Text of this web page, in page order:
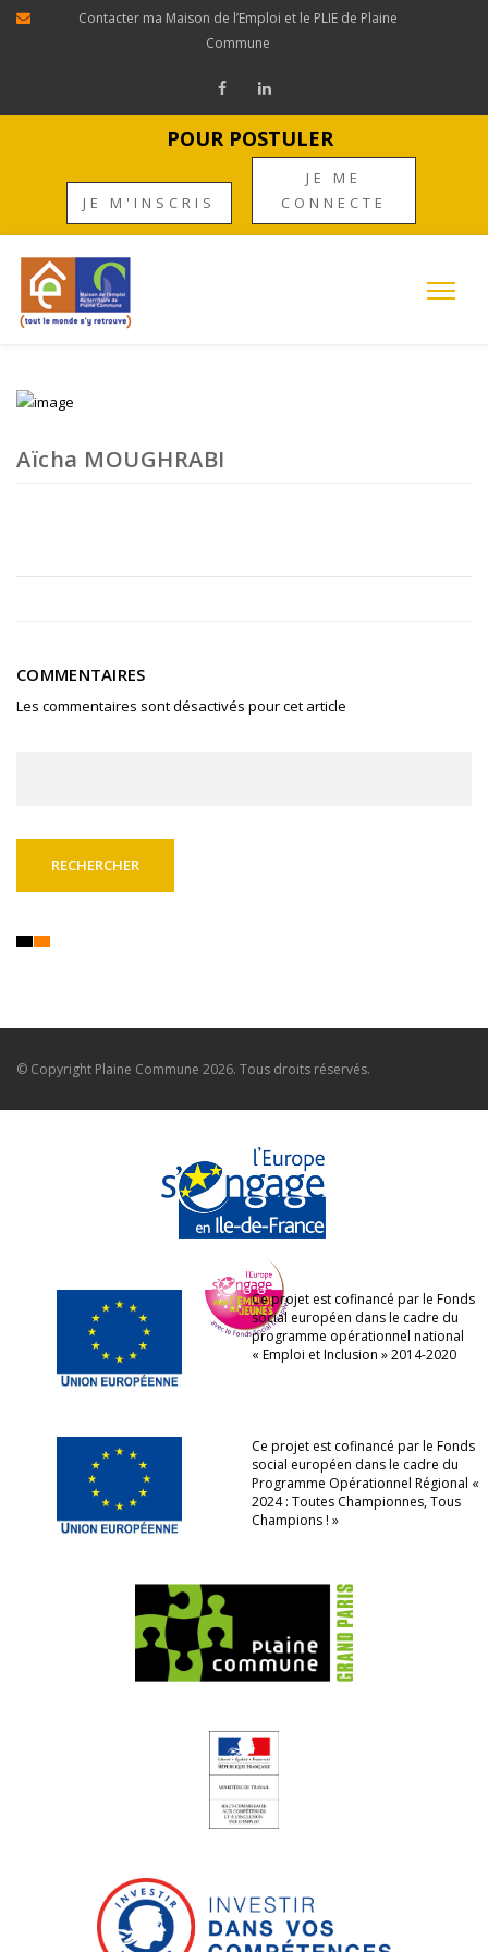
Contacter ma Maison de l’Emploi et le PLIE de Plaine
Commune
POUR POSTULER
JE M'INSCRIS
JE ME
CONNECTE
Aïcha MOUGHRABI
COMMENTAIRES
Les commentaires sont désactivés pour cet article
© Copyright Plaine Commune 2026. Tous droits réservés.
Ce projet est cofinancé par le Fonds
social européen dans le cadre du
programme opérationnel national
« Emploi et Inclusion » 2014-2020
Ce projet est cofinancé par le Fonds
social européen dans le cadre du
Programme Opérationnel Régional «
2024 : Toutes Championnes, Tous
Champions ! »